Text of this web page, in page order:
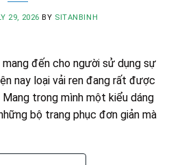
29, 2026 BY SITANBINH
đến cho người sử dụng sự
nay loại vải ren đang rất được
trong mình một kiểu dáng
bộ trang phục đơn giản mà